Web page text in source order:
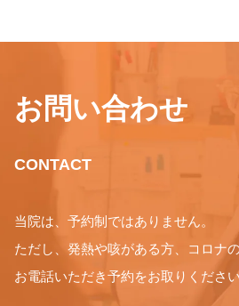
お問い合わせ
CONTACT
当院は、予約制ではありません。
ただし、発熱や咳がある方、コロナ
お電話いただき予約をお取りください